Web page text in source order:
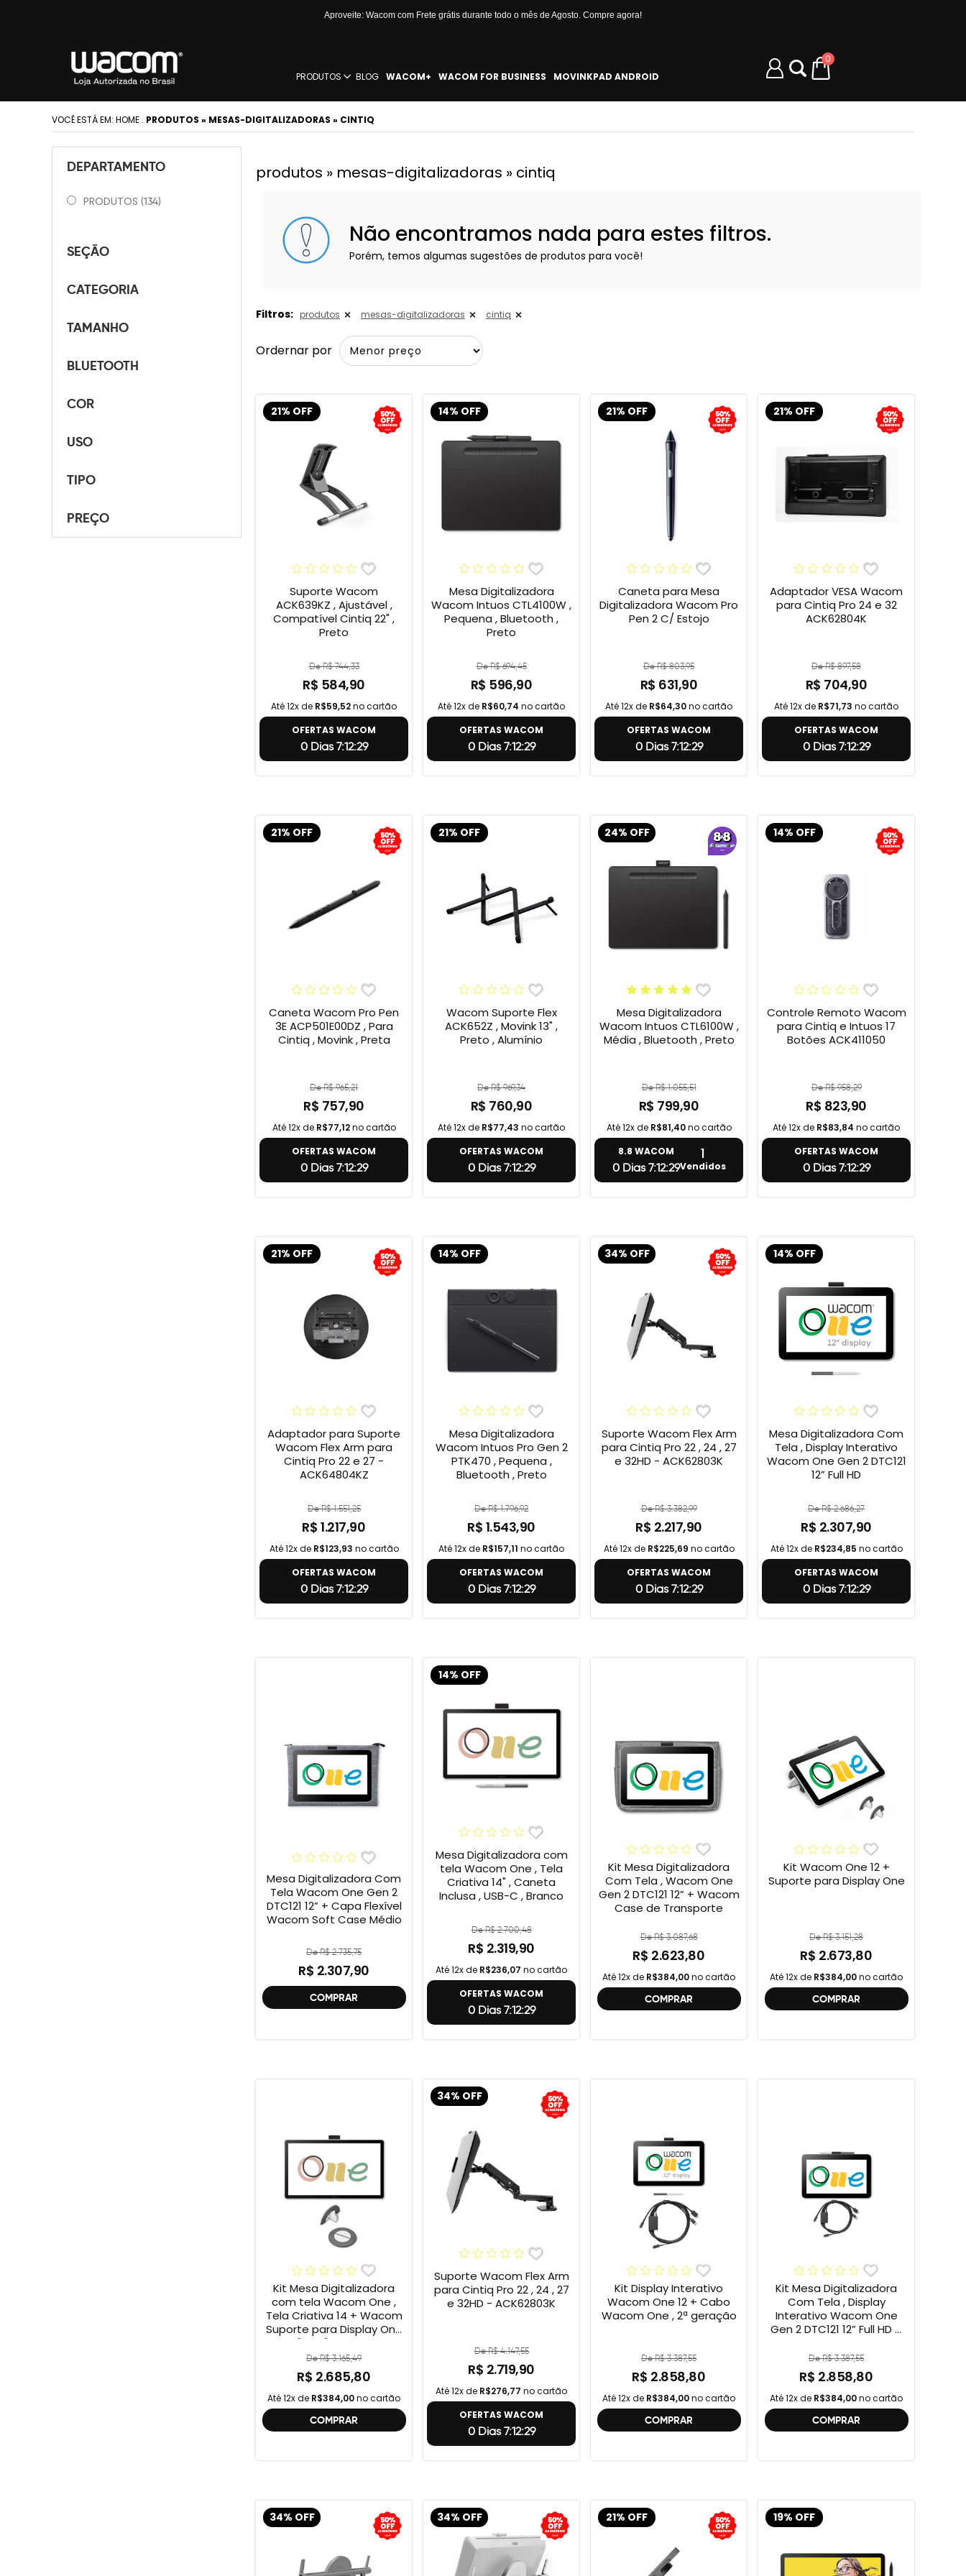
Aproveite: Wacom com Frete grátis durante todo o mês de Agosto. Compre agora!
PRODUTOS BLOG WACOM+ WACOM FOR BUSINESS MOVINKPAD ANDROID
0
VOCÊ ESTÁ EM: HOME . PRODUTOS » MESAS-DIGITALIZADORAS » CINTIQ
DEPARTAMENTO
PRODUTOS (134)
SEÇÃO
CATEGORIA
TAMANHO
BLUETOOTH
COR
USO
TIPO
PREÇO
produtos » mesas-digitalizadoras » cintiq
Não encontramos nada para estes filtros.
Porém, temos algumas sugestões de produtos para você!
Filtros: produtos mesas-digitalizadoras cintiq
Ordernar por
21% OFF
Suporte Wacom
ACK639KZ , Ajustável ,
Compatível Cintiq 22" ,
Preto
De R$ 744,33
R$ 584,90
Até 12x de R$59,52no cartão
OFERTAS WACOM
0 Dias 7:12:28
14% OFF
Mesa Digitalizadora
Wacom Intuos CTL4100W ,
Pequena , Bluetooth ,
Preto
De R$ 694,45
R$ 596,90
Até 12x de R$60,74 no cartão
OFERTAS WACOM
0 Dias 7:12:28
21% OFF
Caneta para Mesa
Digitalizadora Wacom Pro
Pen 2 C/ Estojo
De R$ 803,95
R$ 631,90
Até 12x de R$64,30no cartão
OFERTAS WACOM
0 Dias 7:12:28
21% OFF
Adaptador VESA Wacom
para Cintiq Pro 24 e 32
ACK62804K
De R$ 897,58
R$ 704,90
Até 12x de R$71,73 no cartão
OFERTAS WACOM
0 Dias 7:12:28
21% OFF
Caneta Wacom Pro Pen
3E ACP501E00DZ , Para
Cintiq , Movink , Preta
De R$ 965,21
R$ 757,90
Até 12x de R$77,12no cartão
OFERTAS WACOM
0 Dias 7:12:28
21% OFF
Wacom Suporte Flex
ACK652Z , Movink 13" ,
Preto , Alumínio
De R$ 969,34
R$ 760,90
Até 12x de R$77,43 no cartão
OFERTAS WACOM
0 Dias 7:12:28
24% OFF
Mesa Digitalizadora
Wacom Intuos CTL6100W ,
Média , Bluetooth , Preto
De R$ 1.055,51
R$ 799,90
Até 12x de R$81,40no cartão
8.8 WACOM
0 Dias 7:12:28
1
Vendidos
14% OFF
Controle Remoto Wacom
para Cintiq e Intuos 17
Botões ACK411050
De R$ 958,29
R$ 823,90
Até 12x de R$83,84 no cartão
OFERTAS WACOM
0 Dias 7:12:28
21% OFF
Adaptador para Suporte
Wacom Flex Arm para
Cintiq Pro 22 e 27 -
ACK64804KZ
De R$ 1.551,25
R$ 1.217,90
Até 12x de R$123,93 no cartão
OFERTAS WACOM
0 Dias 7:12:28
14% OFF
Mesa Digitalizadora
Wacom Intuos Pro Gen 2
PTK470 , Pequena ,
Bluetooth , Preto
De R$ 1.796,92
R$ 1.543,90
Até 12x de R$157,11 no cartão
OFERTAS WACOM
0 Dias 7:12:28
34% OFF
Suporte Wacom Flex Arm
para Cintiq Pro 22 , 24 , 27
e 32HD - ACK62803K
De R$ 3.382,99
R$ 2.217,90
Até 12x de R$225,69 no cartão
OFERTAS WACOM
0 Dias 7:12:28
14% OFF
Mesa Digitalizadora Com
Tela , Display Interativo
Wacom One Gen 2 DTC121
12” Full HD
De R$ 2.686,27
R$ 2.307,90
Até 12x de R$234,85 no cartão
OFERTAS WACOM
0 Dias 7:12:28
Mesa Digitalizadora Com
Tela Wacom One Gen 2
DTC121 12” + Capa Flexível
Wacom Soft Case Médio
De R$ 2.735,75
R$ 2.307,90
COMPRAR
14% OFF
Mesa Digitalizadora com
tela Wacom One , Tela
Criativa 14" , Caneta
Inclusa , USB-C , Branco
De R$ 2.700,48
R$ 2.319,90
Até 12x de R$236,07 no cartão
OFERTAS WACOM
0 Dias 7:12:28
Kit Mesa Digitalizadora
Com Tela , Wacom One
Gen 2 DTC121 12” + Wacom
Case de Transporte
De R$ 3.087,68
R$ 2.623,80
Até 12x de R$384,00no cartão
COMPRAR
Kit Wacom One 12 +
Suporte para Display One
De R$ 3.151,28
R$ 2.673,80
Até 12x de R$384,00no cartão
COMPRAR
Kit Mesa Digitalizadora
com tela Wacom One ,
Tela Criativa 14 + Wacom
Suporte para Display One
12" e 13" ACK649Z
De R$ 3.165,49
R$ 2.685,80
Até 12x de R$384,00no cartão
COMPRAR
34% OFF
Suporte Wacom Flex Arm
para Cintiq Pro 22 , 24 , 27
e 32HD - ACK62803K
De R$ 4.147,55
R$ 2.719,90
Até 12x de R$276,77 no cartão
OFERTAS WACOM
0 Dias 7:12:28
Kit Display Interativo
Wacom One 12 + Cabo
Wacom One , 2ª geração
De R$ 3.387,55
R$ 2.858,80
Até 12x de R$384,00no cartão
COMPRAR
Kit Mesa Digitalizadora
Com Tela , Display
Interativo Wacom One
Gen 2 DTC121 12” Full HD +
geração , DTC121 ,
DTH134W,
De R$ 3.387,55
R$ 2.858,80
Até 12x de R$384,00no cartão
COMPRAR
34% OFF 34% OFF 21% OFF 19% OFF